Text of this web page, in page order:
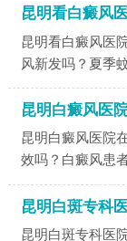
昆明看白癜风
昆明看白癜风医
风新发吗？夏季
昆明白癜风医
昆明白癜风医院
效吗？白癜风患
昆明白斑专科
昆明白斑专科医